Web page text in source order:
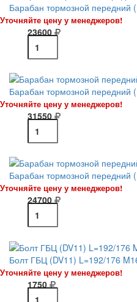
Барабан тормозной передний
Уточняйте цену у менеджеров!
23600
Барабан тормозной передний
Уточняйте цену у менеджеров!
31550
Барабан тормозной передний
Уточняйте цену у менеджеров!
24700
Болт ГБЦ (DV11) L=192/176
Уточняйте цену у менеджеров!
1750